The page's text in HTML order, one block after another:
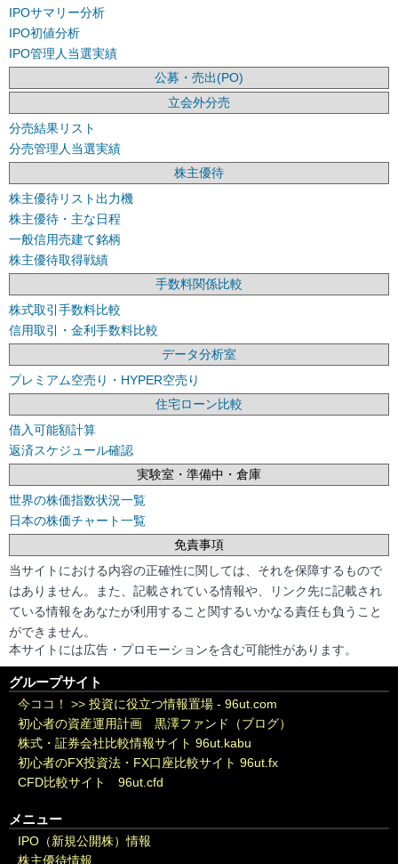
IPOサマリー分析
IPO初値分析
IPO管理人当選実績
公募・売出(PO)
立会外分売
分売結果リスト
分売管理人当選実績
株主優待
株主優待リスト出力機
株主優待・主な日程
一般信用売建て銘柄
株主優待取得戦績
手数料関係比較
株式取引手数料比較
信用取引・金利手数料比較
データ分析室
プレミアム空売り・HYPER空売り
住宅ローン比較
借入可能額計算
返済スケジュール確認
実験室・準備中・倉庫
世界の株価指数状況一覧
日本の株価チャート一覧
免責事項
当サイトにおける内容の正確性に関しては、それを保障するもので
はありません。また、記載されている情報や、リンク先に記載され
ている情報をあなたが利用すること関するいかなる責任も負うこと
ができません。
本サイトには広告・プロモーションを含む可能性があります。
グループサイト
今ココ！ >> 投資に役立つ情報置場 - 96ut.com
初心者の資産運用計画 黒澤ファンド（ブログ）
株式・証券会社比較情報サイト 96ut.kabu
初心者のFX投資法・FX口座比較サイト 96ut.fx
CFD比較サイト 96ut.cfd
メニュー
IPO（新規公開株）情報
株主優待情報